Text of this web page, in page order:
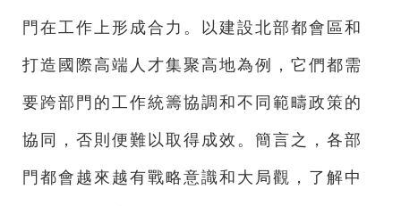
門在工作上形成合力。以建設北部都會區和
打造國際高端人才集聚高地為例，它們都需
要跨部門的工作統籌協調和不同範疇政策的
協同，否則便難以取得成效。簡言之，各部
門都會越來越有戰略意識和大局觀，了解中